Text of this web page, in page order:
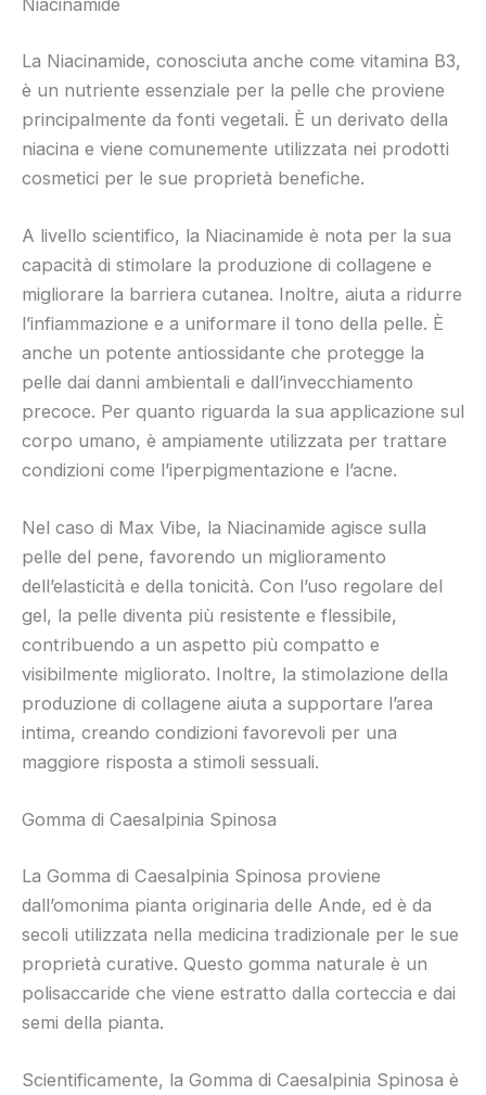
Niacinamide
La Niacinamide, conosciuta anche come vitamina B3,
è un nutriente essenziale per la pelle che proviene
principalmente da fonti vegetali. È un derivato della
niacina e viene comunemente utilizzata nei prodotti
cosmetici per le sue proprietà benefiche.
A livello scientifico, la Niacinamide è nota per la sua
capacità di stimolare la produzione di collagene e
migliorare la barriera cutanea. Inoltre, aiuta a ridurre
l’infiammazione e a uniformare il tono della pelle. È
anche un potente antiossidante che protegge la
pelle dai danni ambientali e dall’invecchiamento
precoce. Per quanto riguarda la sua applicazione sul
corpo umano, è ampiamente utilizzata per trattare
condizioni come l’iperpigmentazione e l’acne.
Nel caso di Max Vibe, la Niacinamide agisce sulla
pelle del pene, favorendo un miglioramento
dell’elasticità e della tonicità. Con l’uso regolare del
gel, la pelle diventa più resistente e flessibile,
contribuendo a un aspetto più compatto e
visibilmente migliorato. Inoltre, la stimolazione della
produzione di collagene aiuta a supportare l’area
intima, creando condizioni favorevoli per una
maggiore risposta a stimoli sessuali.
Gomma di Caesalpinia Spinosa
La Gomma di Caesalpinia Spinosa proviene
dall’omonima pianta originaria delle Ande, ed è da
secoli utilizzata nella medicina tradizionale per le sue
proprietà curative. Questo gomma naturale è un
polisaccaride che viene estratto dalla corteccia e dai
semi della pianta.
Scientificamente, la Gomma di Caesalpinia Spinosa è